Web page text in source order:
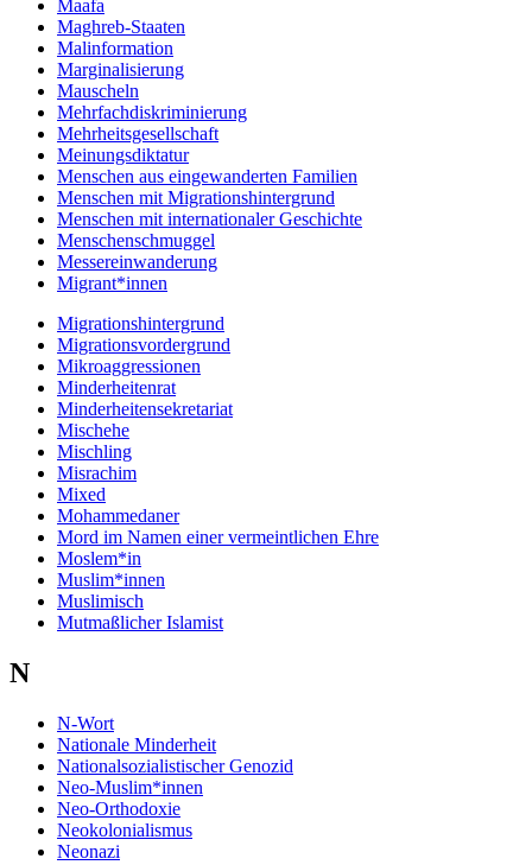
Maafa
Maghreb-Staaten
Malinformation
Marginalisierung
Mauscheln
Mehrfachdiskriminierung
Mehrheitsgesellschaft
Meinungsdiktatur
Menschen aus eingewanderten Familien
Menschen mit Migrationshintergrund
Menschen mit internationaler Geschichte
Menschenschmuggel
Messereinwanderung
Migrant*innen
Migrationshintergrund
Migrationsvordergrund
Mikroaggressionen
Minderheitenrat
Minderheitensekretariat
Mischehe
Mischling
Misrachim
Mixed
Mohammedaner
Mord im Namen einer vermeintlichen Ehre
Moslem*in
Muslim*innen
Muslimisch
Mutmaßlicher Islamist
N
N-Wort
Nationale Minderheit
Nationalsozialistischer Genozid
Neo-Muslim*innen
Neo-Orthodoxie
Neokolonialismus
Neonazi